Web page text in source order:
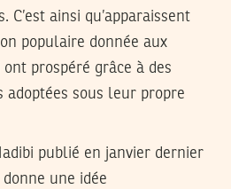
ainsi qu’apparaissent
populaire donnée aux
ont prospéré grâce à des
adoptées sous leur propre
publié en janvier dernier
une idée